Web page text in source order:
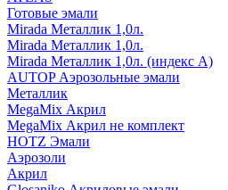
Готовые эмали
Mirada Металлик 1,0л.
Mirada Металлик 1,0л.
Mirada Металлик 1,0л. (индекс А)
AUTOP Аэрозольные эмали
Металлик
MegaMix Акрил
MegaMix Акрил не комплект
HOTZ Эмали
Аэрозоли
Акрил